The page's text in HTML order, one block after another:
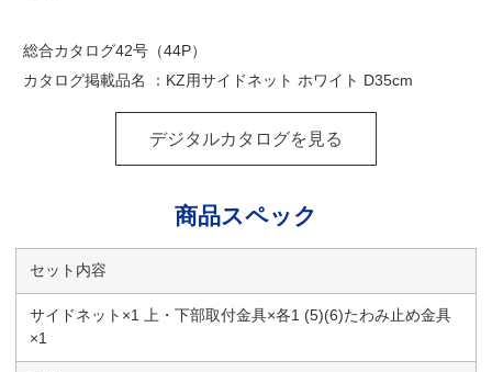
総合カタログ42号（44P）
カタログ掲載品名 ：KZ用サイドネット ホワイト D35cm
デジタルカタログを見る
商品スペック
セット内容
サイドネット×1 上・下部取付金具×各1 (5)(6)たわみ止め金具
×1